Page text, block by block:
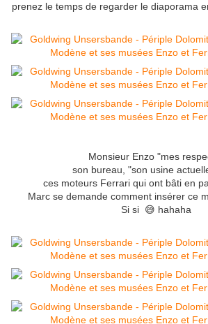
prenez le temps de regarder le diaporama
Monsieur Enzo "mes
son bureau, "son usine
ces moteurs Ferrari qui ont bâti en
Marc se demande comment insérer ce
Si si 😅 hahaha